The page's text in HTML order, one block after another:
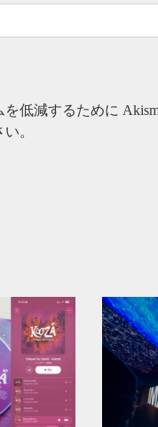
低減するために
い。